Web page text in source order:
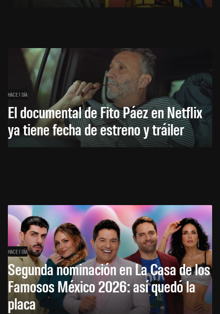
HACE 1 DÍA
El documental de Fito Páez en Netflix
ya tiene fecha de estreno y tráiler
HACE 1 DÍA
Segunda nominación en La Casa de los
Famosos México 2026: así quedó la
placa